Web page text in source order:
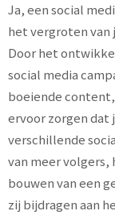
Ja, een social
het vergroten
Door het
social media
boeiende
ervoor zorgen
verschillende
van meer
bouwen van een
zij bijdragen aan